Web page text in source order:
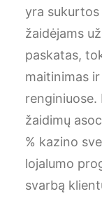
yra
žaidėjams
paskatas,
maitinimas
renginiuose.
žaidimų
% kazino
lojalumo
svarbą